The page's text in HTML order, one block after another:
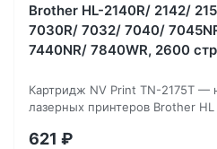
Brother HL-2140R/ 2142/
7030R/ 7032/ 7040/
7440NR/ 7840WR, 2600
Картридж NV Print TN-2175T
лазерных принтеров Brother
621 ₽